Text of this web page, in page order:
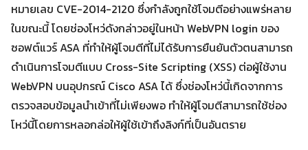
หมายเลข CVE-2014-2120 ซึ่งกำลังถูกใช้โจมตีอย่างแพร่หลาย
ในขณะนี้ โดยช่องโหว่ดังกล่าวอยู่ในหน้า WebVPN login ของ
ซอฟต์แวร์ ASA ที่ทำให้ผู้โจมตีที่ไม่ได้รับการยืนยันตัวตนสามารถ
ดำเนินการโจมตีแบบ Cross-Site Scripting (XSS) ต่อผู้ใช้งาน
WebVPN บนอุปกรณ์ Cisco ASA ได้ ซึ่งช่องโหว่นี้เกิดจากการ
ตรวจสอบข้อมูลนำเข้าที่ไม่เพียงพอ ทำให้ผู้โจมตีสามารถใช้ช่อง
โหว่นี้โดยการหลอกล่อให้ผู้ใช้เข้าถึงลิงก์ที่เป็นอันตราย